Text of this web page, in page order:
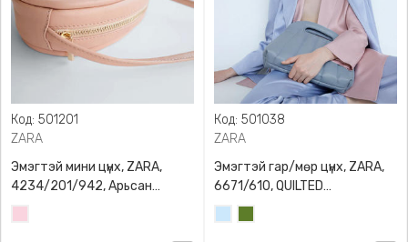
Код: 501201
ZARA
Эмэгтэй мини цүнх, ZARA,
4234/201/942, Арьсан
материалтай, LIMITED EDITION
OVAL LEATHER HANDBAG TRF
Код: 501038
ZARA
Эмэгтэй гар/мөр цүнх, ZARA,
6671/610, QUILTED
CROSSBODY BAG WITH HANDLE